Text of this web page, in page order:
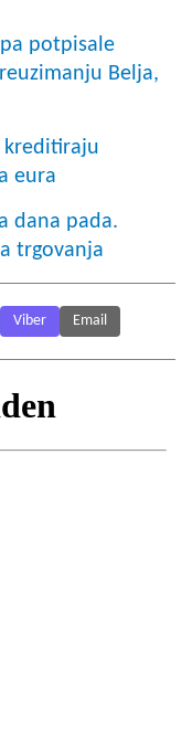
potpisale
Belja,
kreditiraju
eura
dana pada.
trgovanja
Viber Email